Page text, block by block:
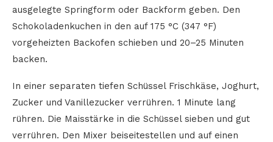
ausgelegte Springform oder Backform geben. Den
Schokoladenkuchen in den auf 175 °C (347 °F)
vorgeheizten Backofen schieben und 20–25 Minuten
backen.
In einer separaten tiefen Schüssel Frischkäse, Joghurt,
Zucker und Vanillezucker verrühren. 1 Minute lang
rühren. Die Maisstärke in die Schüssel sieben und gut
verrühren. Den Mixer beiseitestellen und auf einen